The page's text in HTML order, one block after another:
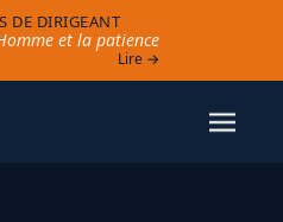
DE DIRIGEANT
et la patience
Lire →